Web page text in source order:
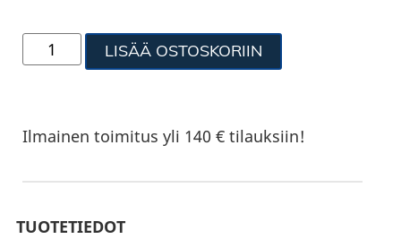
LISÄÄ OSTOSKORIIN
Ilmainen toimitus yli 140 € tilauksiin!
TUOTETIEDOT